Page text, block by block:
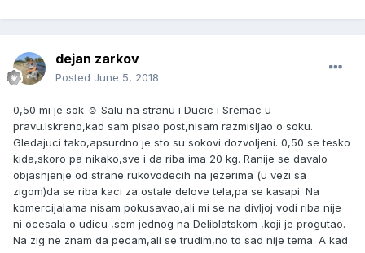
dejan zarkov
Posted June 5, 2018
0,50 mi je sok ☺ Salu na stranu i Ducic i Sremac u
pravu.Iskreno,kad sam pisao post,nisam razmisljao o soku.
Gledajuci tako,apsurdno je sto su sokovi dozvoljeni. 0,50 se tesko
kida,skoro pa nikako,sve i da riba ima 20 kg. Ranije se davalo
objasnjenje od strane rukovodecih na jezerima (u vezi sa
zigom)da se riba kaci za ostale delove tela,pa se kasapi. Na
komercijalama nisam pokusavao,ali mi se na divljoj vodi riba nije
ni ocesala o udicu ,sem jednog na Deliblatskom ,koji je progutao.
Na zig ne znam da pecam,ali se trudim,no to sad nije tema. A kad